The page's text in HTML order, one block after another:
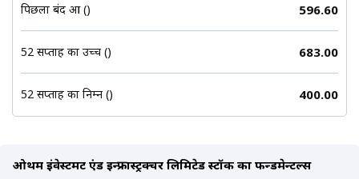
पिछला बंद हुआ (₹) 596.60
52 सप्ताह का उच्च (₹) 683.00
52 सप्ताह का निम्न (₹) 400.00
ओथम इंवेस्टमेंट एंड इन्फ्रास्ट्रक्चर लिमिटेड स्टॉक का फन्डमेन्टल्स